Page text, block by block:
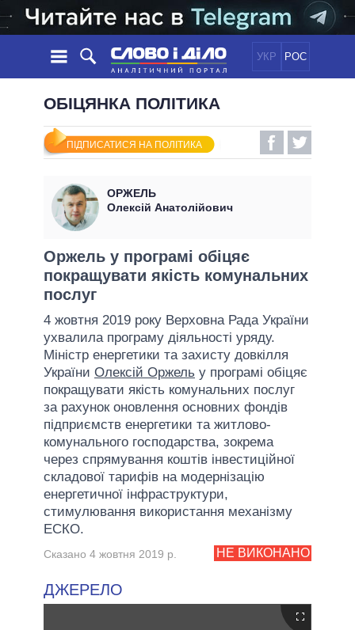
УКР РОС
НОВИНИ
СТРІЧКА
ПОДІЇ
СТАТТІ
ДУМКИ
ОГЛЯДИ
ДАЙДЖЕСТИ
ПОЛІТИКА
ЕКОНОМІКА
СВІТ
ОБIЦЯНКИ
УСІ ПОЛІТИКИ
ПРЕЗИДЕНТ І ОФІС
ВЕРХОВНА РАДА
КАБІНЕТ МІНІСТРІВ
ГОЛОВИ ОБЛАДМІНІСТРАЦІЙ
МЕРИ МІСТ
ВСІ ПЕРСОНИ
ІНФОГРАФІКА
ПІДТРИМАТИ
ОБІЦЯНКА ПОЛІТИКА
ПІДПИСАТИСЯ НА ПОЛІТИКА
ОРЖЕЛЬ
Олексій Анатолійович
Оржель у програмі обіцяє
покращувати якість комунальних
послуг
4 жовтня 2019 року Верховна Рада України
ухвалила програму діяльності уряду.
Міністр енергетики та захисту довкілля
України Олексій Оржель у програмі обіцяє
покращувати якість комунальних послуг
за рахунок оновлення основних фондів
підприємств енергетики та житлово-
комунального господарства, зокрема
через спрямування коштів інвестиційної
складової тарифів на модернізацію
енергетичної інфраструктури,
стимулювання використання механізму
ЕСКО.
НЕ ВИКОНАНО
Сказано 4 жовтня 2019 р.
ДЖЕРЕЛО